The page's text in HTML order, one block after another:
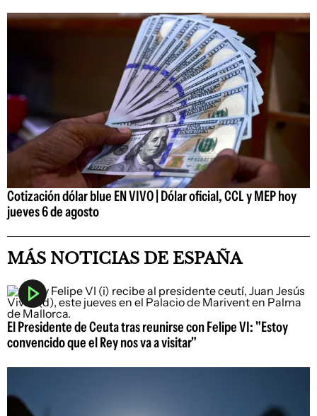
Cotización dólar blue EN VIVO | Dólar oficial, CCL y MEP hoy
jueves 6 de agosto
MÁS NOTICIAS DE ESPAÑA
El Presidente de Ceuta tras reunirse con Felipe VI: "Estoy
convencido que el Rey nos va a visitar"